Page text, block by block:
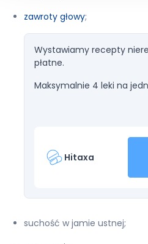
zawroty głowy;
Wystawiamy recepty
płatne.
Maksymalnie 4 leki na
Hitaxa
suchość w jamie ustnej;